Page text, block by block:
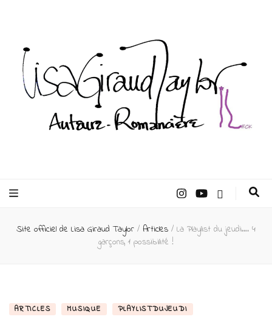
Taylor –
Auteur
Site officiel de Lisa Giraud Taylor / Articles / La Playlist du jeudi…. 4
garçons, 1 possibilité !
ARTICLES MUSIQUE PLAYLISTDUJEUDI